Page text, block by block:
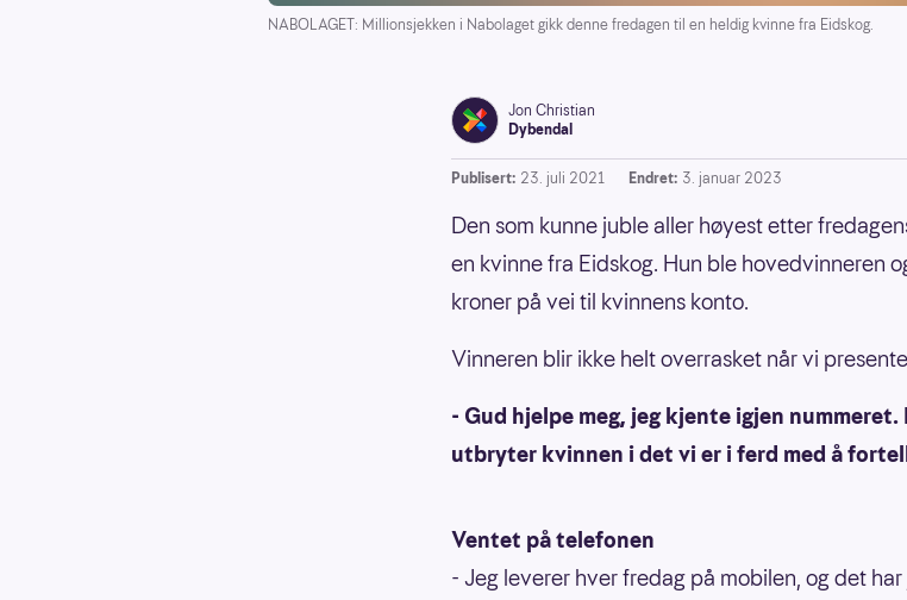
NABOLAGET: Millionsjekken i Nabolaget gikk denne fredagen til en heldig kvinne fra Eidskog.
Jon Christian
Dybendal
Publisert: 23. juli 2021 Endret: 3. januar 2023
Den som kunne juble aller høyest etter
en kvinne fra Eidskog. Hun ble hovedvinneren
kroner på vei til kvinnens konto.
Vinneren blir ikke helt overrasket når vi
- Gud hjelpe meg, jeg kjente igjen
utbryter kvinnen i det vi er i ferd med å
Ventet på telefonen
- Jeg leverer hver fredag på mobilen, og det